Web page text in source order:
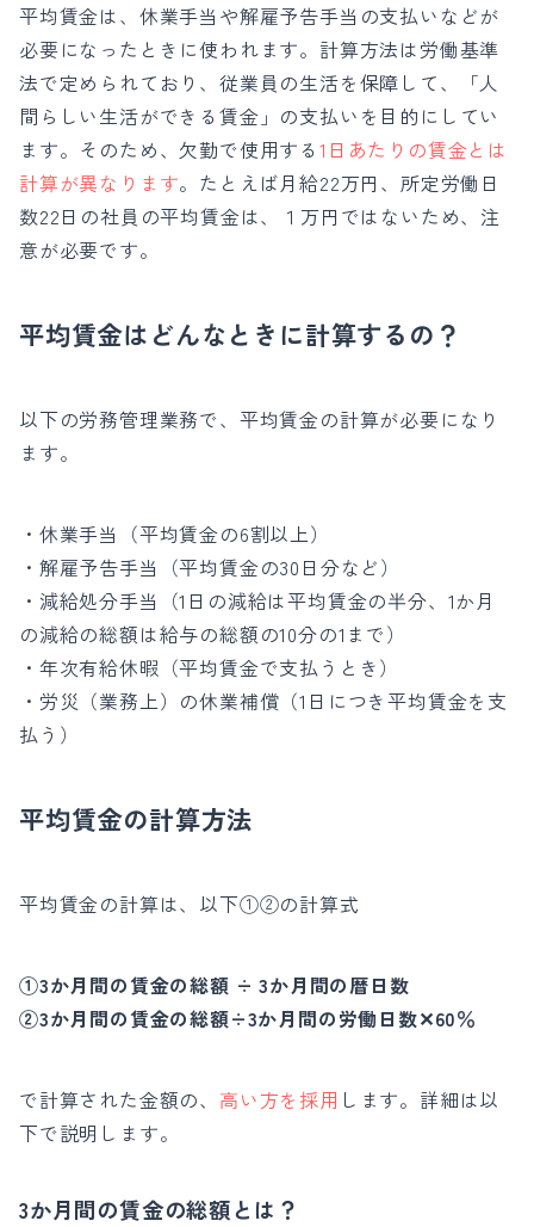
平均賃金は、 休業手当や解雇予告手当の支払いなどが
必要になったときに使われます。計算方法は労働基準
法で定められており、 従業員の生活を保障して、「人
間らしい生活ができる賃金」の支払いを目的にしてい
ます。そのため、欠勤で使用する1日あたりの賃金とは
計算が異なります。たとえば月給22万円、所定労働日
数22日の社員の平均賃金は、１万円ではないため、注
意が必要です。
平均賃金はどんなときに計算するの？
以下の労務管理業務で、平均賃金の計算が必要になり
ます。
・休業手当
（平均賃金の6割以上）
・解雇予告手当（平均賃金の30日分など）
・減給処分手当（1 日の減給は平均賃金の半分、1か月
の減給の総額は給与の総額の10分の1まで）
・年次有給休暇（平均賃金で支払うとき）
・労災（業務上）の休業補償（1日につき平均賃金を支
払う）
平均賃金の計算方法
平均賃金の計算は、以下①②の計算式
①3か月間の賃金の総額 ÷ 3か月間の暦日数
②3か月間の賃金の総額÷3か月間の労働日数✕60％
で計算された金額の、 高い方を採用 します。 詳細は以
下で説明します。
3か月間の賃金の総額とは？